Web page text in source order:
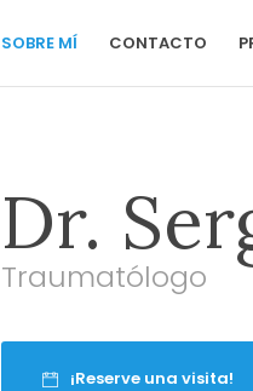
SOBRE MÍ CONTACTO
Dr.
Traumatólogo
¡Reserve una visita!